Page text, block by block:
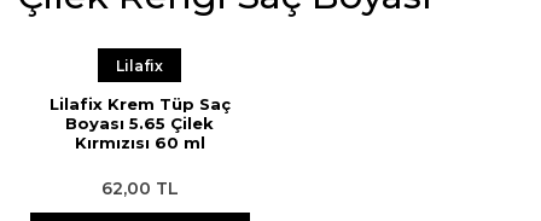
Lilafix
Lilafix Krem Tüp Saç
Boyası 5.65 Çilek
Kırmızısı 60 ml
62,00 TL